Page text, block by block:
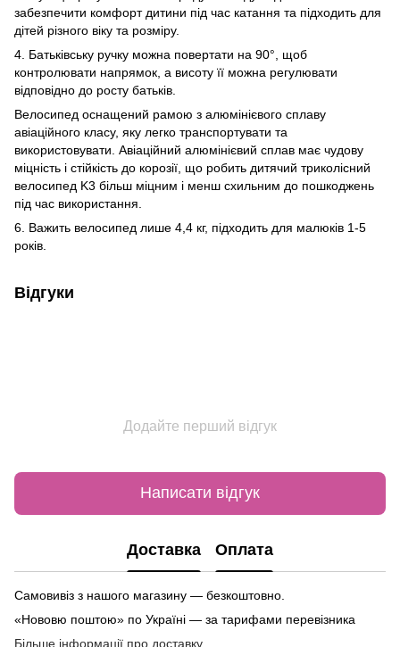
забезпечити комфорт дитини під час катання та підходить для
дітей різного віку та розміру.
4. Батьківську ручку можна повертати на 90°, щоб
контролювати напрямок, а висоту її можна регулювати
відповідно до росту батьків.
Велосипед оснащений рамою з алюмінієвого сплаву
авіаційного класу, яку легко транспортувати та
використовувати. Авіаційний алюмінієвий сплав має чудову
міцність і стійкість до корозії, що робить дитячий триколісний
велосипед K3 більш міцним і менш схильним до пошкоджень
під час використання.
6. Важить велосипед лише 4,4 кг, підходить для малюків 1-5
років.
Відгуки
Додайте перший відгук
Написати відгук
Доставка Оплата
Самовивіз з нашого магазину — безкоштовно.
«Нововю поштою» по Україні — за тарифами перевізника
Більше інформації про доставку